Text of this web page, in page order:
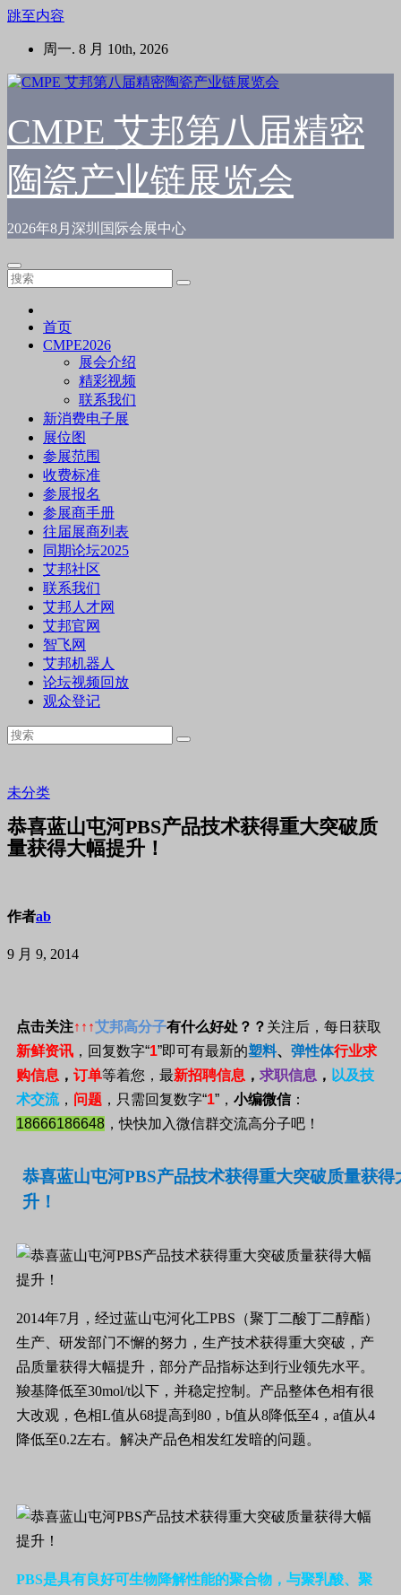
跳至内容
周一. 8 月 10th, 2026
CMPE 艾邦第八届精密
陶瓷产业链展览会
2026年8月深圳国际会展中心
首页
CMPE2026
展会介绍
精彩视频
联系我们
新消费电子展
展位图
参展范围
收费标准
参展报名
参展商手册
往届展商列表
同期论坛2025
艾邦社区
联系我们
艾邦人才网
艾邦官网
智飞网
艾邦机器人
论坛视频回放
观众登记
未分类
恭喜蓝山屯河PBS产品技术获得重大突破质
量获得大幅提升！
作者ab
9 月 9, 2014
点击关注↑↑↑艾邦高分子有什么好处？？ 关注后，每日获取
新鲜资讯 ，回复数字“1”即可有最新的塑料、 弹性体行业求
购信息 ， 订单等着您，最新招聘信息 ， 求职信息 ， 以及技
术交流， 问题 ，只需回复数字“1” ， 小编微信 ：
18666186648 ，快快加入微信群交流高分子吧！
恭喜蓝山屯河PBS产品技术获得重大突破质量获得
升！
2014年7月，经过蓝山屯河化工PBS （聚丁二酸丁二醇酯）
生产、研发部门不懈的努力，生产技术获得重大突破，产
品质量获得大幅提升，部分产品指标达到行业领先水平。
羧基降低至30mol/t以下，并稳定控制。产品整体色相有很
大改观，色相L值从68提高到 80 ， b值从8降低至4 ， a值从4
降低至0.2左右。解决产品色相发红发暗的问题。
PBS是具有良好可生物降解性能的聚合物，与聚乳酸、聚